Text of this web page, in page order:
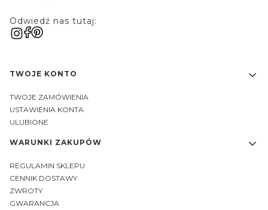
Odwiedź nas tutaj:
Linki w stopce
TWOJE KONTO
TWOJE ZAMÓWIENIA
USTAWIENIA KONTA
ULUBIONE
WARUNKI ZAKUPÓW
REGULAMIN SKLEPU
CENNIK DOSTAWY
ZWROTY
GWARANCJA